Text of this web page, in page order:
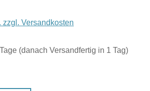
zzgl. Versandkosten
(danach Versandfertig in 1 Tag)